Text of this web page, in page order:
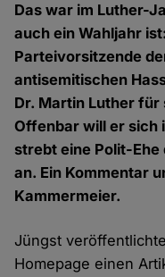
Das war im Luther-
auch ein Wahljahr
Parteivorsitzende
antisemitischen
Dr. Martin Luther
Offenbar will er sich
strebt eine Polit-
an. Ein Kommentar
Kammermeier.
Jüngst
Homepage einen